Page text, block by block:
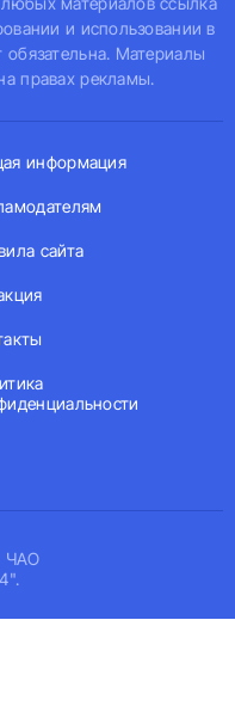
и использовании в
обязательна. Материалы
правах рекламы.
ЧАО
информация
сайта